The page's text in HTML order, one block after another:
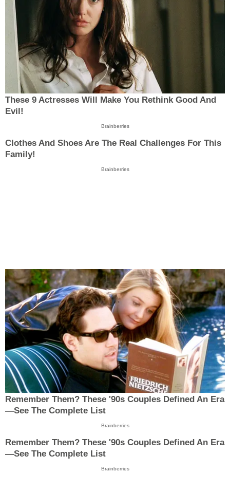
These 9 Actresses Will Make You Rethink Good And
Evil!
Brainberries
Clothes And Shoes Are The Real Challenges For This
Family!
Brainberries
Remember Them? These '90s Couples Defined An Era
—See The Complete List
Brainberries
Remember Them? These '90s Couples Defined An Era
—See The Complete List
Brainberries